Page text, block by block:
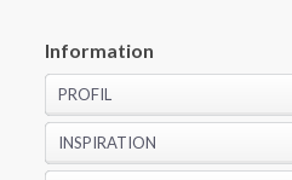
Information
PROFIL
INSPIRATION